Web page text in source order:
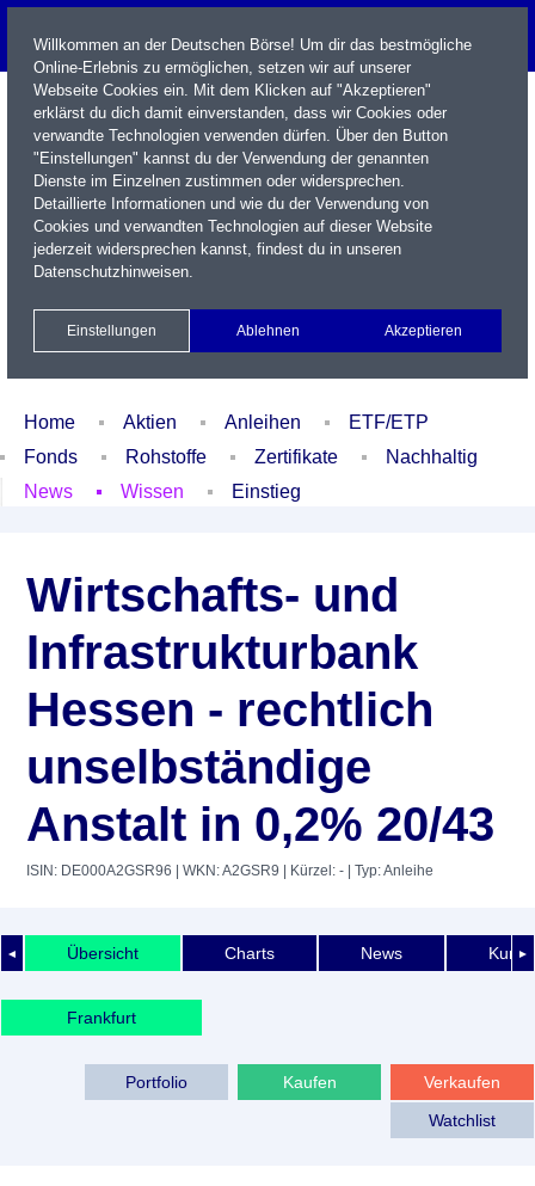
Name / WKN / ISIN / Kürzel
Xetra Realtime
Watchlist Portfolio Login
Home Aktien Anleihen
ETF/ETP
Fonds
Rohstoffe Zertifikate
Nachhaltig
News
Wissen Einstieg
Wirtschafts- und
Infrastrukturbank
Hessen - rechtlich
unselbständige
Anstalt in 0,2% 20/43
ISIN: DE000A2GSR96 | WKN: A2GSR9 | Kürzel: - | Typ: Anleihe
◄ ►
Übersicht Charts News
Frankfurt
Verkaufen
Kaufen
Portfolio
Watchlist
Willkommen an der Deutschen Börse! Um dir das bestmögliche
Online-Erlebnis zu ermöglichen, setzen wir auf unserer
Webseite Cookies ein. Mit dem Klicken auf "Akzeptieren"
erklärst du dich damit einverstanden, dass wir Cookies oder
verwandte Technologien verwenden dürfen. Über den Button
"Einstellungen" kannst du der Verwendung der genannten
Dienste im Einzelnen zustimmen oder widersprechen.
Detaillierte Informationen und wie du der Verwendung von
Cookies und verwandten Technologien auf dieser Website
jederzeit widersprechen kannst, findest du in unseren
Datenschutzhinweisen.
Einstellungen Ablehnen Akzeptieren